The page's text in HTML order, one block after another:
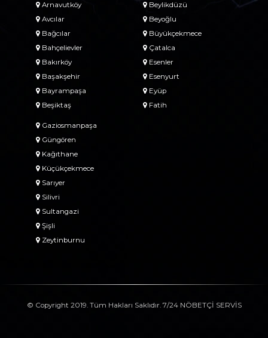
Arnavutköy
Avcılar
Bağcılar
Bahçelievler
Bakırköy
Başakşehir
Bayrampaşa
Beşiktaş
Beylikdüzü
Beyoğlu
Büyükçekmece
Çatalca
Esenler
Esenyurt
Eyüp
Fatih
Gaziosmanpaşa
Güngören
Kağıthane
Küçükçekmece
Sarıyer
Silivri
Sultangazi
Şişli
Zeytinburnu
© Copyright 2019. Tüm Hakları Saklıdır. 7/24 NÖBETÇİ SERVİS